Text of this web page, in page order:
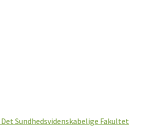
Sundhedsvidenskabelige Fakultet